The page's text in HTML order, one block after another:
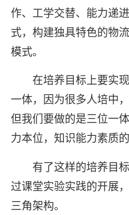
作、工学交替、能力递
式，构建独具特色的物
模式。
在培养目标上要实
一体，因为很多人培中
但我们要做的是三位一
力本位，知识能力素质的
有了这样的培养目
过课堂实验实践的开展
三角架构。